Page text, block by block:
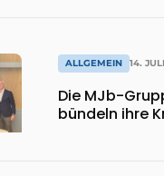
ALLGEMEIN 14.
Die MJb-
bündeln ihre